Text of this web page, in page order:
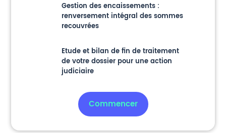
Gestion des encaissements :
renversement intégral des sommes
recouvrées
Etude et bilan de fin de traitement
de votre dossier pour une action
judiciaire
Commencer